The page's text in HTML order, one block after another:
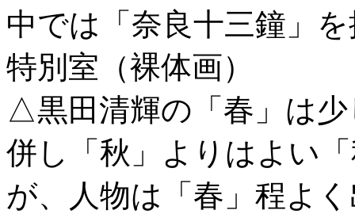
中では「奈良十三鐘」
特別室（裸体画）
△黒田清輝の「春」は
併し「秋」よりはよい
が、人物は「春」程よ